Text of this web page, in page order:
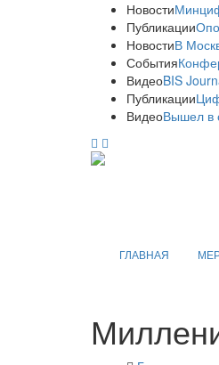
Новости
Публикации
НовостиВ
События
ВидеоBIS
Публикации
ВидеоВышел в
ГЛАВНАЯ